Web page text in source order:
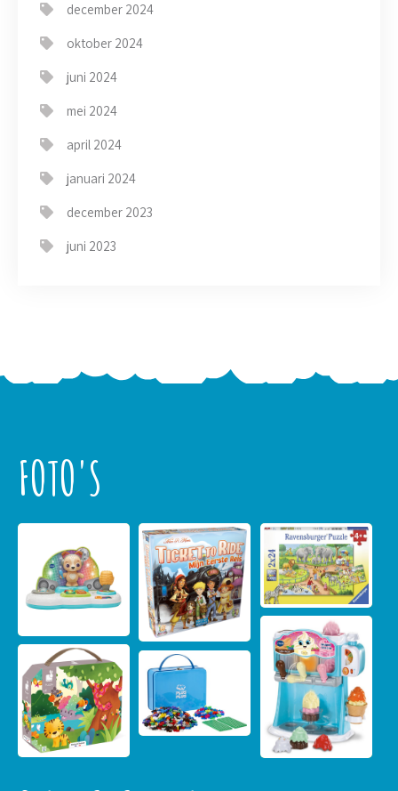
december 2024
oktober 2024
juni 2024
mei 2024
april 2024
januari 2024
december 2023
juni 2023
FOTO'S